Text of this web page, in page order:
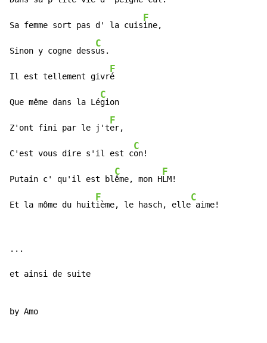
Sa femme sort pas d' la cuis
F
ine,
Sinon y cogne dess
C
us.
Il est tellement givr
F
é
Que même dans la Lé
C
gion
Z'ont fini par le j't
F
er,
C'est vous dire s'il est c
C
on!
Putain c' qu'il est bl
C
ême, mon H
F
LM!
Et la môme du huit
F
ième, le hasch, elle
C
aime!
...
et ainsi de suite
by Amo